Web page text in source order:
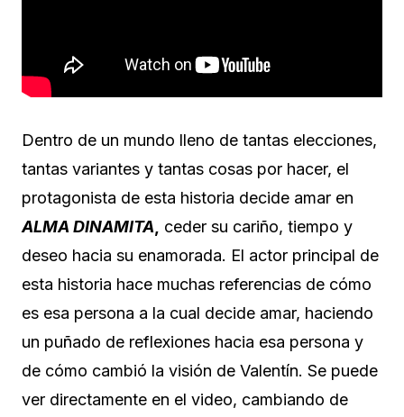
Dentro de un mundo lleno de tantas elecciones,
tantas variantes y tantas cosas por hacer, el
protagonista de esta historia decide amar en
ALMA DINAMITA
ceder su cariño, tiempo y
deseo hacia su enamorada. El actor principal de
esta historia hace muchas referencias de cómo
es esa persona a la cual decide amar, haciendo
un puñado de reflexiones hacia esa persona y
de cómo cambió la visión de Valentín. Se puede
ver directamente en el video, cambiando de